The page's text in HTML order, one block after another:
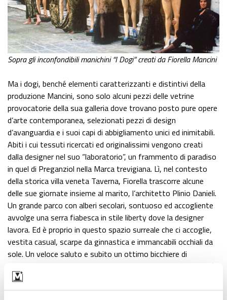
Sopra gli inconfondibili manichini “I Dogi” creati da Fiorella Mancini
Ma i dogi, benché elementi caratterizzanti e distintivi della
produzione Mancini, sono solo alcuni pezzi delle vetrine
provocatorie della sua galleria dove trovano posto pure opere
d’arte contemporanea, selezionati pezzi di design
d’avanguardia e i suoi capi di abbigliamento unici ed inimitabili.
Abiti i cui tessuti ricercati ed originalissimi vengono creati
dalla designer nel suo “laboratorio”, un frammento di paradiso
in quel di Preganziol nella Marca trevigiana. Lì, nel contesto
della storica villa veneta Taverna, Fiorella trascorre alcune
delle sue giornate insieme al marito, l’architetto Plinio Danieli.
Un grande parco con alberi secolari, sontuoso ed accogliente
avvolge una serra fiabesca in stile liberty dove la designer
lavora. Ed è proprio in questo spazio surreale che ci accoglie,
vestita casual, scarpe da ginnastica e immancabili occhiali da
sole. Un veloce saluto e subito un ottimo bicchiere di
suggestiva ed accattivante. Nella serra-laboratorio di Fiorella
ci sono tessuti, luci, colori, pezzi di design, un turbinio di idee.